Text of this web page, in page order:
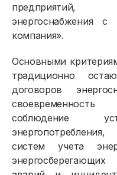
энергоснабжения
компания».
Основными
традиционно
договоров
своевременность
соблюдение
систем учета